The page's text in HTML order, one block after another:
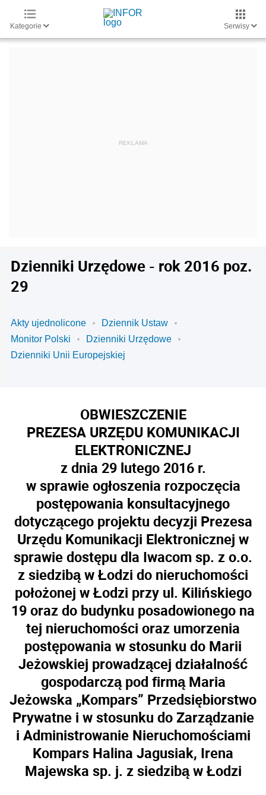
Kategorie Serwisy
Dzienniki Urzędowe - rok 2016 poz.
29
Akty ujednolicone
Dziennik Ustaw
Monitor Polski
Dzienniki Urzędowe
Dzienniki Unii Europejskiej
OBWIESZCZENIE
PREZESA URZĘDU KOMUNIKACJI
ELEKTRONICZNEJ
z dnia 29 lutego 2016 r.
w sprawie ogłoszenia rozpoczęcia
postępowania konsultacyjnego
dotyczącego projektu decyzji Prezesa
Urzędu Komunikacji Elektronicznej w
sprawie dostępu dla Iwacom sp. z o.o.
z siedzibą w Łodzi do nieruchomości
położonej w Łodzi przy ul. Kilińskiego
19 oraz do budynku posadowionego na
tej nieruchomości oraz umorzenia
postępowania w stosunku do Marii
Jeżowskiej prowadzącej działalność
gospodarczą pod firmą Maria
Jeżowska „Kompars” Przedsiębiorstwo
Prywatne i w stosunku do Zarządzanie
i Administrowanie Nieruchomościami
Kompars Halina Jagusiak, Irena
Majewska sp. j. z siedzibą w Łodzi